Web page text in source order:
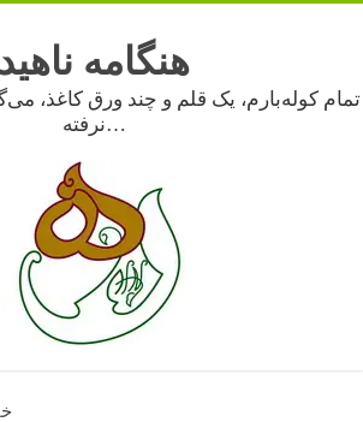
هنگامه ناهید
تمام کوله‌بارم، یک قلم و چند ورق کاغذ،
نرفته…